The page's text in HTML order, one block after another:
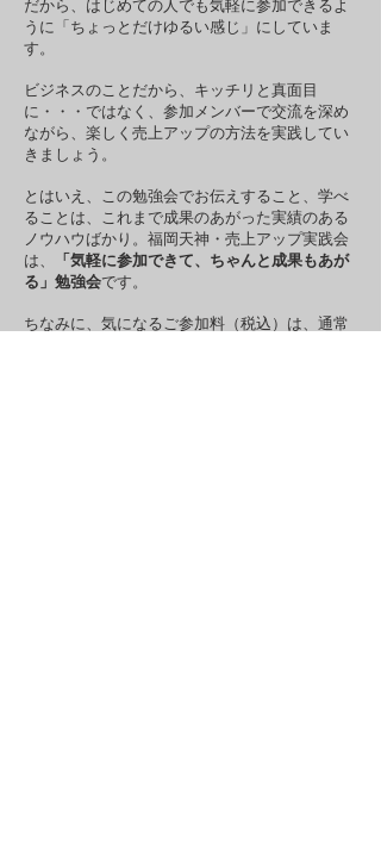
だから、はじめての人でも気軽に参加できるよ
うに「ちょっとだけゆるい感じ」にしていま
す。
ビジネスのことだから、キッチリと真面目
に・・・ではなく、参加メンバーで交流を深め
ながら、楽しく売上アップの方法を実践してい
きましょう。
とはいえ、この勉強会でお伝えすること、学べ
ることは、これまで成果のあがった実績のある
ノウハウばかり。 福岡天神・売上アップ実践会
は、
「気軽に参加できて、ちゃんと成果もあが
る」勉強会です。
ちなみに、気になるご参加料（税込）は、通常